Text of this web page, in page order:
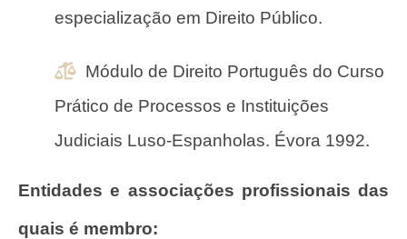
especialização em Direito Público.
Módulo de Direito Português do Curso
Prático de Processos e Instituições
Judiciais Luso-Espanholas. Évora 1992.
Entidades e associações profissionais das
quais é membro: